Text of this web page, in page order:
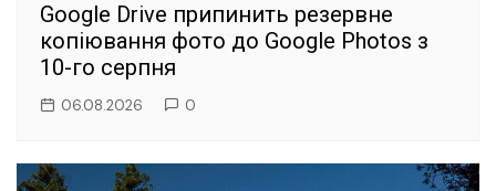
Google Drive припинить резервне
копіювання фото до Google Photos з
10-го серпня
06.08.2026 0